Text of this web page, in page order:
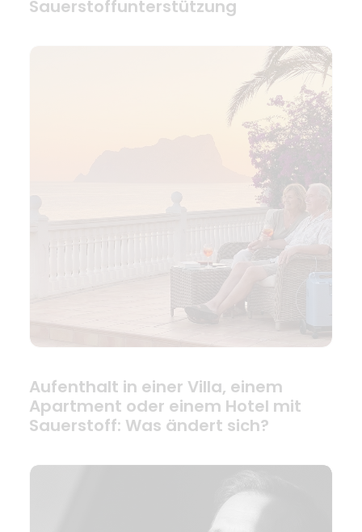
Sauerstoffunterstützung
Aufenthalt in einer Villa, einem
Apartment oder einem Hotel mit
Sauerstoff: Was ändert sich?